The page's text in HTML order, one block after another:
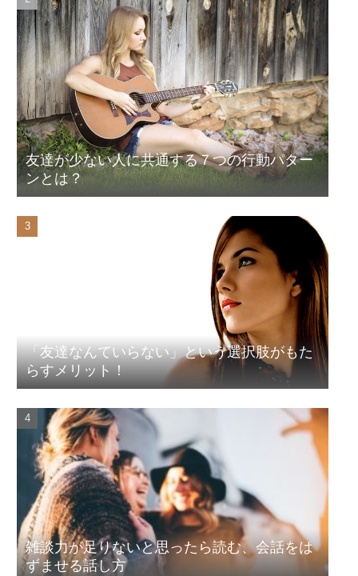
友達が少ない人に共通する７つの行動パター
ンとは？
「友達なんていらない」という選択肢がもた
らすメリット！
雑談力が足りないと思ったら読む、会話をは
ずませる話し方